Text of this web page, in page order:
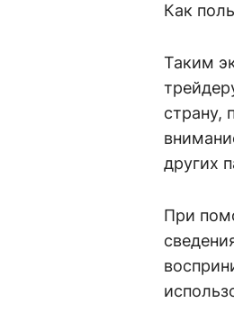
Как
Таким
страну,
других
При